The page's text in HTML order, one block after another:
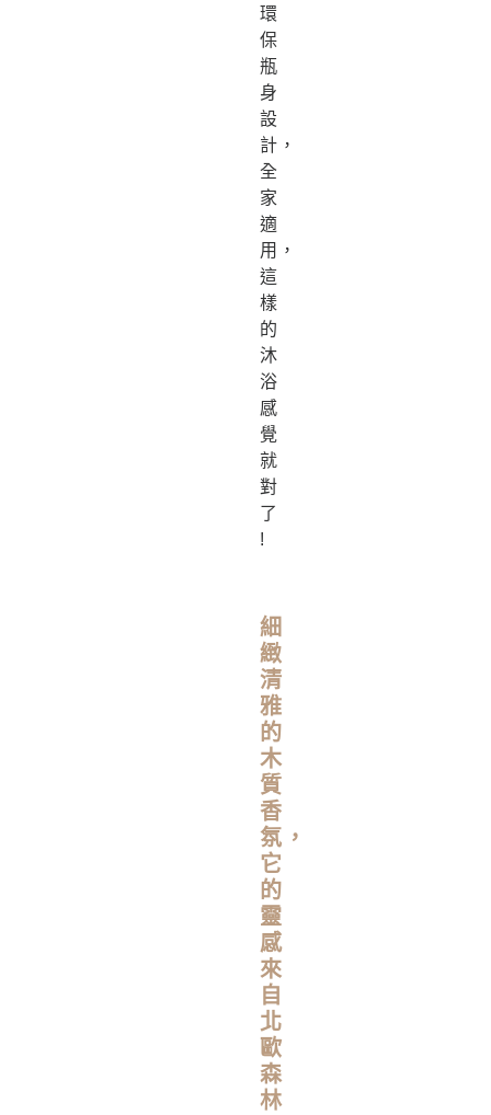
環
保
瓶
身
設
計，
全
家
適
用，
這
樣
的
沐
浴
感
覺
就
對
了
!
細
緻
清
雅
的
木
質
香
氛，
它
的
靈
感
來
自
北
歐
森
林